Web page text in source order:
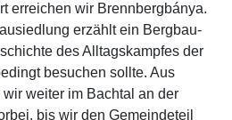
erreichen wir Brennbergbánya.
erzählt ein Bergbau-
des Alltagskampfes der
besuchen sollte. Aus
weiter im Bachtal an der
bis wir den Gemeindeteil